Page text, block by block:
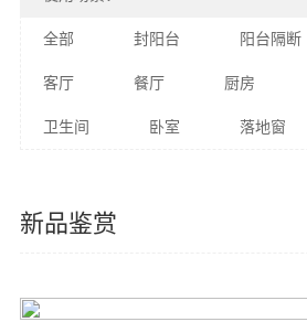
全部 封阳台 阳台隔断
客厅 餐厅 厨房
卫生间 卧室 落地窗
新品鉴赏